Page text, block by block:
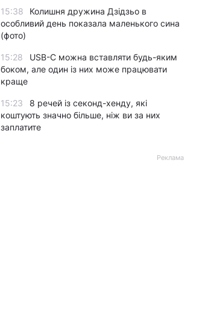
15:38
Колишня дружина Дзідзьо в
особливий день показала маленького сина
(фото)
15:28
USB-C можна вставляти будь-яким
боком, але один із них може працювати
краще
15:23
8 речей із секонд-хенду, які
коштують значно більше, ніж ви за них
заплатите
Реклама